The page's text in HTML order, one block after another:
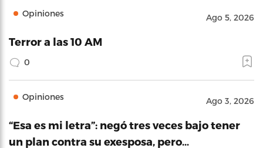
Opiniones Ago 5, 2026
Terror a las 10 AM
0
Opiniones Ago 3, 2026
“Esa es mi letra”: negó tres veces bajo tener
un plan contra su exesposa, pero…